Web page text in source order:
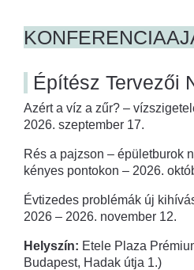
Építész Tervezői
Azért a víz a zűr? –
2026. szeptember 17.
Rés a pajzson – épületburok
kényes pontokon – 2026.
Évtizedes problémák új
2026 – 2026. november 12.
Helyszín: Etele Plaza
Budapest, Hadak útja 1.)